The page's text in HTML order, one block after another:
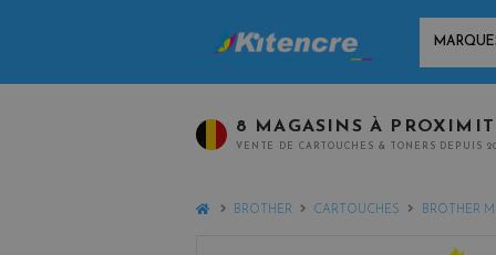
8 MAGASINS À
VENTE DE CARTOUCHES & TONERS DEPUIS
HOMEBROTHER CARTOUCHES BROTHER